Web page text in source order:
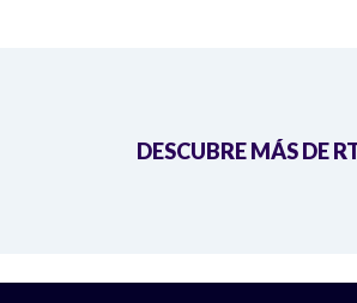
DESCUBRE MÁS DE